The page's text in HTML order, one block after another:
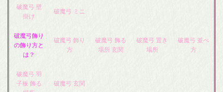
破魔弓 壁
掛け
破魔弓 ミニ
破魔弓飾り
の飾り方と
は？
破魔弓 飾り
方
破魔弓 飾る
場所 玄関
破魔弓 置き
場所
破魔弓 並べ
方
破魔弓 羽
子板 飾る
破魔弓 玄関